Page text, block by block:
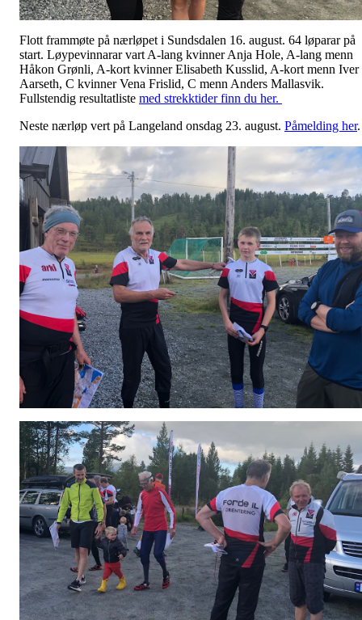
Flott frammøte på nærløpet i Sundsdalen 16. august. 64 løparar på
start. Løypevinnarar vart A-lang kvinner Anja Hole, A-lang menn
Håkon Grønli, A-kort kvinner Elisabeth Kusslid, A-kort menn Iver
Aarseth, C kvinner Vena Frislid, C menn Anders Mallasvik.
Fullstendig resultatliste med strekktider finn du her.
Neste nærløp vert på Langeland onsdag 23. august. Påmelding her